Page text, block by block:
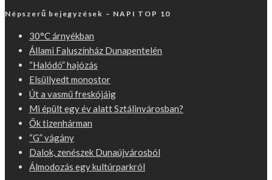
Népszerű bejegyzések – NAPI TOP 10
30°C árnyékban
Állami Faluszínház Dunapentelén
“Halódó” hajózás
Elsüllyedt monostor
Út a vasmű freskójáig
Mi épült egy év alatt Sztálinvárosban?
Ők tizenhárman
“G” vágány
Dalok, zenészek Dunaújvárosból
Álmodozás egy kultúrparkról